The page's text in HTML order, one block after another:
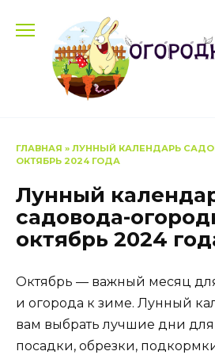
содержанию
ГЛАВНАЯ » ЛУННЫЙ КАЛЕНДАРЬ
ОКТЯБРЬ 2024 ГОДА
Лунный
садовода-
октябрь 2024
Октябрь — важный месяц
и огорода к зиме. Лунный
вам выбрать лучшие дни для
посадки, обрезки,